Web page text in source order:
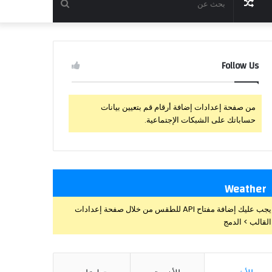
بحث
عن
مقال
عشوائي
Follow Us
من صفحة إعدادات إضافة أرقام قم بتعيين بيانات
حساباتك على الشبكات الإجتماعية.
Weather
يجب عليك إضافة مفتاح API للطقس من خلال صفحة إعدادات
القالب > الدمج